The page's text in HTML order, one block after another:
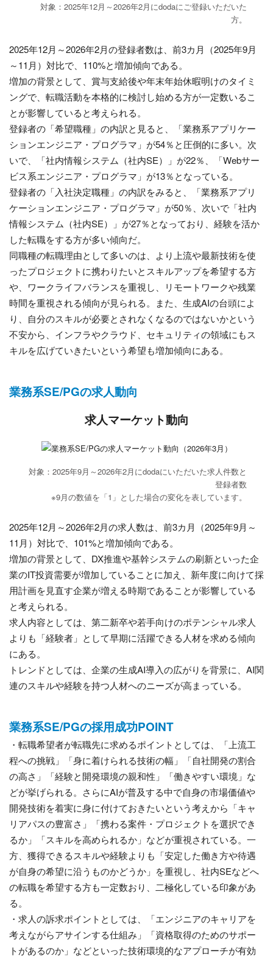
対象：2025年12月～2026年2月にdodaにご登録いただいた
方。
2025年12月～2026年2月の登録者数は、前3カ月（2025年9月
～11月）対比で、110%と増加傾向である。
増加の背景として、賞与支給後や年末年始休暇明けのタイミ
ングで、転職活動を本格的に検討し始める方が一定数いるこ
とが影響していると考えられる。
登録者の「希望職種」の内訳と見ると、「業務系アプリケー
ションエンジニア・プログラマ」が54％と圧倒的に多い。次
いで、「社内情報システム（社内SE）」が22％、「Webサー
ビス系エンジニア・プログラマ」が13％となっている。
登録者の「入社決定職種」の内訳をみると、「業務系アプリ
ケーションエンジニア・プログラマ」が50％、次いで「社内
情報システム（社内SE）」が27％となっており、経験を活か
した転職をする方が多い傾向だ。
同職種の転職理由として多いのは、より上流や最新技術を使
ったプロジェクトに携わりたいとスキルアップを希望する方
や、ワークライフバランスを重視し、リモートワークや残業
時間を重視される傾向が見られる。また、生成AIの台頭によ
り、自分のスキルが必要とされなくなるのではないかという
不安から、インフラやクラウド、セキュリティの領域にもス
キルを広げていきたいという希望も増加傾向にある。
業務系SE/PGの求人動向
求人マーケット動向
対象：2025年9月～2026年2月にdodaにいただいた求人件数と
登録者数
※9月の数値を「1」とした場合の変化を表しています。
2025年12月～2026年2月の求人数は、前3カ月（2025年9月～
11月）対比で、101%と増加傾向である。
増加の背景として、DX推進や基幹システムの刷新といった企
業のIT投資需要が増加していることに加え、新年度に向けて採
用計画を見直す企業が増える時期であることが影響している
と考えられる。
求人内容としては、第二新卒や若手向けのポテンシャル求人
よりも「経験者」として早期に活躍できる人材を求める傾向
にある。
トレンドとしては、企業の生成AI導入の広がりを背景に、AI関
連のスキルや経験を持つ人材へのニーズが高まっている。
業務系SE/PGの採用成功POINT
・転職希望者が転職先に求めるポイントとしては、「上流工
程への挑戦」「身に着けられる技術の幅」「自社開発の割合
の高さ」「経験と開発環境の親和性」「働きやすい環境」な
どが挙げられる。さらにAIが普及する中で自身の市場価値や
開発技術を着実に身に付けておきたいという考えから「キャ
リアパスの豊富さ」「携わる案件・プロジェクトを選択でき
るか」「スキルを高められるか」などが重視されている。一
方、獲得できるスキルや経験よりも「安定した働き方や待遇
が自身の希望に沿うものかどうか」を重視し、社内SEなどへ
の転職を希望する方も一定数おり、二極化している印象があ
る。
・求人の訴求ポイントとしては、「エンジニアのキャリアを
考えながらアサインする仕組み」「資格取得のためのサポー
トがあるのか」などといった技術環境的なアプローチが有効